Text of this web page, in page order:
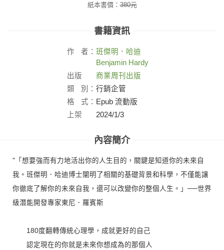
紙本書價：380元
書籍資訊
作 者： 班傑明．哈迪
Benjamin Hardy
出版
社：
商業周刊出版
類
別： 行銷企管
格
式： Epub 流動版
上架
2024/1/3
內容簡介
"「想要強而有力地活出你的人生目的，關鍵是知道你的未來自
我。班傑明．哈迪博士闡明了相關的基礎背景和科學，不僅能讓
你徹底了解你的未來自我，還可以改變你的整個人生。」──世界
級潛能開發專家東尼．羅賓斯
180度翻轉傳統心理學，成就更好的自己
認定現在的你就是未來你想成為的那個人